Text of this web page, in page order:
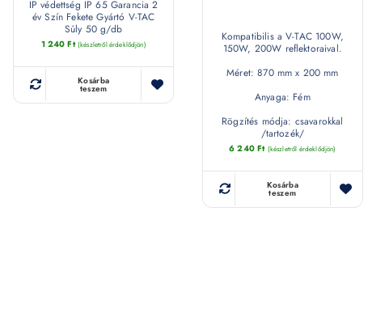
IP védettség IP 65 Garancia 2
év Szín Fekete Gyártó V-TAC
Súly 50 g/db
1 240Ft (készletről érdeklődjön)
Kosárba
teszem
Kompatibilis a V-TAC 100W,
150W, 200W reflektoraival.
Méret: 870 mm x 200 mm
Anyaga: Fém
Rögzítés módja: csavarokkal
/tartozék/
6 240Ft (készletről érdeklődjön)
Kosárba
teszem